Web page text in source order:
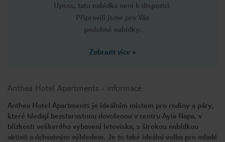
Upsss, tato nabídka není k dispozici.
Připravili jsme pro Vás
podobné nabídky:
Zobrazit více »
Anthea Hotel Apartments - informace
Anthea Hotel Apartments je ideálním místem pro rodiny a páry,
které hledají bezstarostnou dovolenou v centru Ayia Napa, v
blízkosti veškerého vybavení letoviska, s širokou nabídkou
aktivit a úchvatným výhledem. Je to také ideální volba pro mladé